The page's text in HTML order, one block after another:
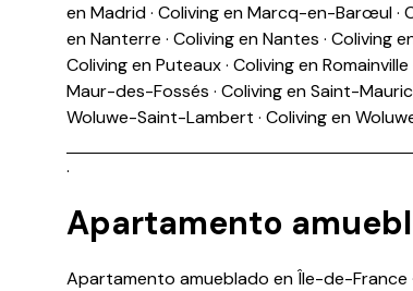
en Madrid· Coliving en Marcq-en-Barœul·
en Nanterre · Coliving en Nantes · Coliving
Coliving en Puteaux· Coliving en Romainville
Maur-des-Fossés · Coliving en Saint-
Woluwe-Saint-Lambert · Coliving en
.
Apartamento
Apartamento amueblado en Île-de-France ·